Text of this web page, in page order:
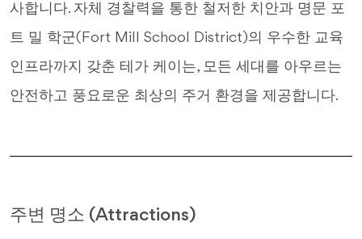
사합니다. 자체 경찰력을 통한 철저한 치안과 명문 포
트 밀 학군(Fort Mill School District)의 우수한 교육
인프라까지 갖춘 테가 케이는, 모든 세대를 아우르는
안전하고 풍요로운 최상의 주거 환경을 제공합니다.
주변 명소 (Attractions)